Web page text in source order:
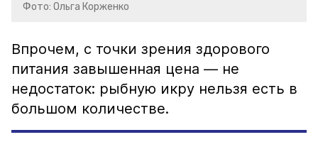
Фото: Ольга Корженко
Впрочем, с точки зрения здорового
питания завышенная цена — не
недостаток: рыбную икру нельзя есть в
большом количестве.